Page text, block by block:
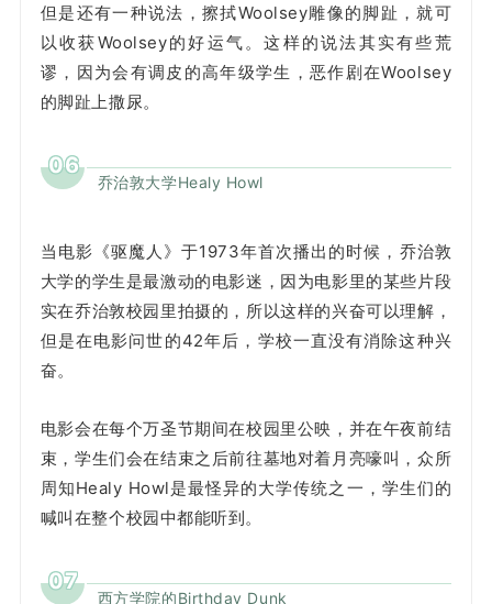
但是还有一种说法，擦拭Woolsey雕像的脚趾，就可
以收获Woolsey的好运气。这样的说法其实有些荒
谬，因为会有调皮的高年级学生，恶作剧在Woolsey
的脚趾上撒尿。
06
乔治敦大学Healy Howl
当电影《驱魔人》于1973年首次播出的时候，乔治敦
大学的学生是最激动的电影迷，因为电影里的某些片段
实在乔治敦校园里拍摄的，所以这样的兴奋可以理解，
但是在电影问世的42年后，学校一直没有消除这种兴
奋。
电影会在每个万圣节期间在校园里公映，并在午夜前结
束，学生们会在结束之后前往墓地对着月亮嚎叫，众所
周知Healy Howl是最怪异的大学传统之一，学生们的
喊叫在整个校园中都能听到。
07
西方学院的Birthday Dunk